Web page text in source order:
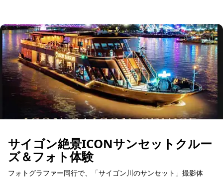
サイゴン絶景ICONサンセットクルー
ズ＆フォト体験
フォトグラファー同行で、「サイゴン川のサンセット」撮影体